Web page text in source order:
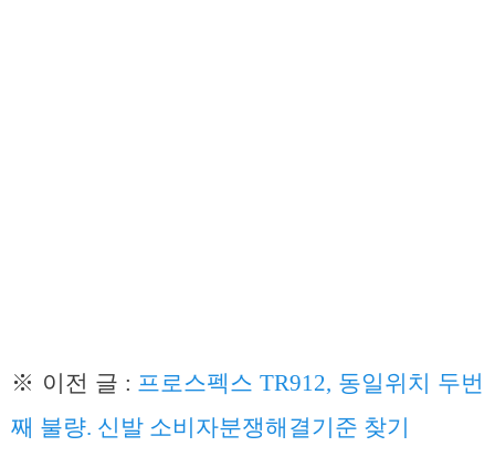
※ 이전 글 : 프로스펙스 TR912, 동일위치 두번
째 불량. 신발 소비자분쟁해결기준 찾기